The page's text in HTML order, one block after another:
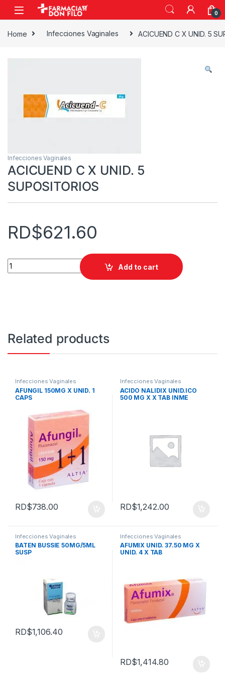
0
Home Infecciones Vaginales ACICUEND C X UNID. 5
Infecciones Vaginales
ACICUEND C X UNID. 5
SUPOSITORIOS
RD$621.60
ACICUEND C X UNID. 5 SUPOSITORIOS quantity
Add to cart
Related products
Infecciones Vaginales
AFUNGIL 150MG X UNID. 1
CAPS
RD$738.00
Infecciones Vaginales
ACIDO NALIDIX UNID.ICO
500 MG X X TAB INME
RD$1,242.00
Infecciones Vaginales
BATEN BUSSIE 50MG/5ML
SUSP
RD$1,106.40
Infecciones Vaginales
AFUMIX UNID. 37.50 MG X
UNID. 4 X TAB
RD$1,414.80